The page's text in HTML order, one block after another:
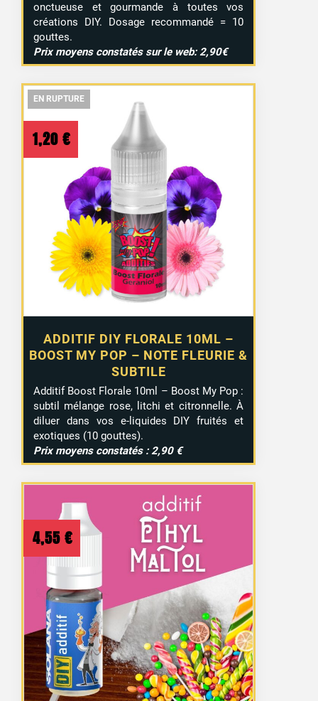
onctueuse et gourmande à toutes vos
créations DIY. Dosage recommandé = 10
gouttes.
Prix moyens constatés sur le web: 2,90€
EN RUPTURE
EN RUPTURE
ADDITIF DIY FLORALE 10ML –
BOOST MY POP – NOTE FLEURIE &
SUBTILE
1,20 €
Additif Boost Florale 10ml – Boost My Pop :
subtil mélange rose, litchi et citronnelle. À
diluer dans vos e-liquides DIY fruités et
exotiques (10 gouttes).
Prix moyens constatés : 2,90 €
EN RUPTURE
4,55 €